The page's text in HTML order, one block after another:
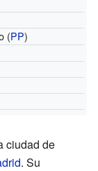
(PP)
ciudad de
. Su